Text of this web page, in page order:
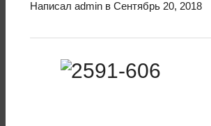
Написал admin в Сентябрь 20, 2018